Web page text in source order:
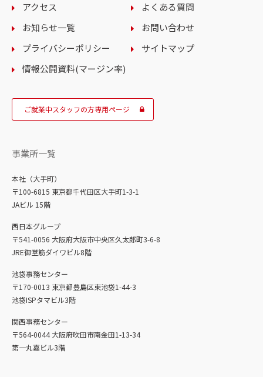
アクセス
よくある質問
お知らせ一覧
お問い合わせ
プライバシーポリシー
サイトマップ
情報公開資料(マージン率)
ご就業中スタッフの方専用ページ
事業所一覧
本社（大手町）
〒100-6815 東京都千代田区大手町1-3-1
JAビル 15階
西日本グループ
〒541-0056 大阪府大阪市中央区久太郎町3-6-8
JRE御堂筋ダイワビル8階
池袋事務センター
〒170-0013 東京都豊島区東池袋1-44-3
池袋ISPタマビル3階
関西事務センター
〒564-0044 大阪府吹田市南金田1-13-34
第一丸嘉ビル3階